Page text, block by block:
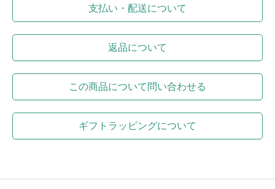
支払い・配送について
返品について
この商品について問い合わせる
ギフトラッピングについて